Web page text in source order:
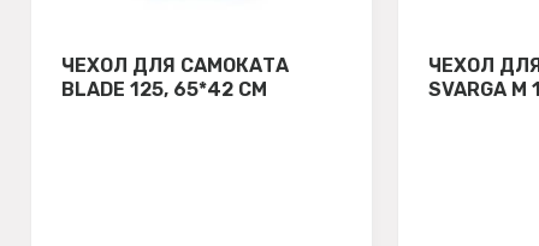
ЧЕХОЛ ДЛЯ САМОКАТА
BLADE 125, 65*42 СМ
ЧЕХОЛ
SVARGA М